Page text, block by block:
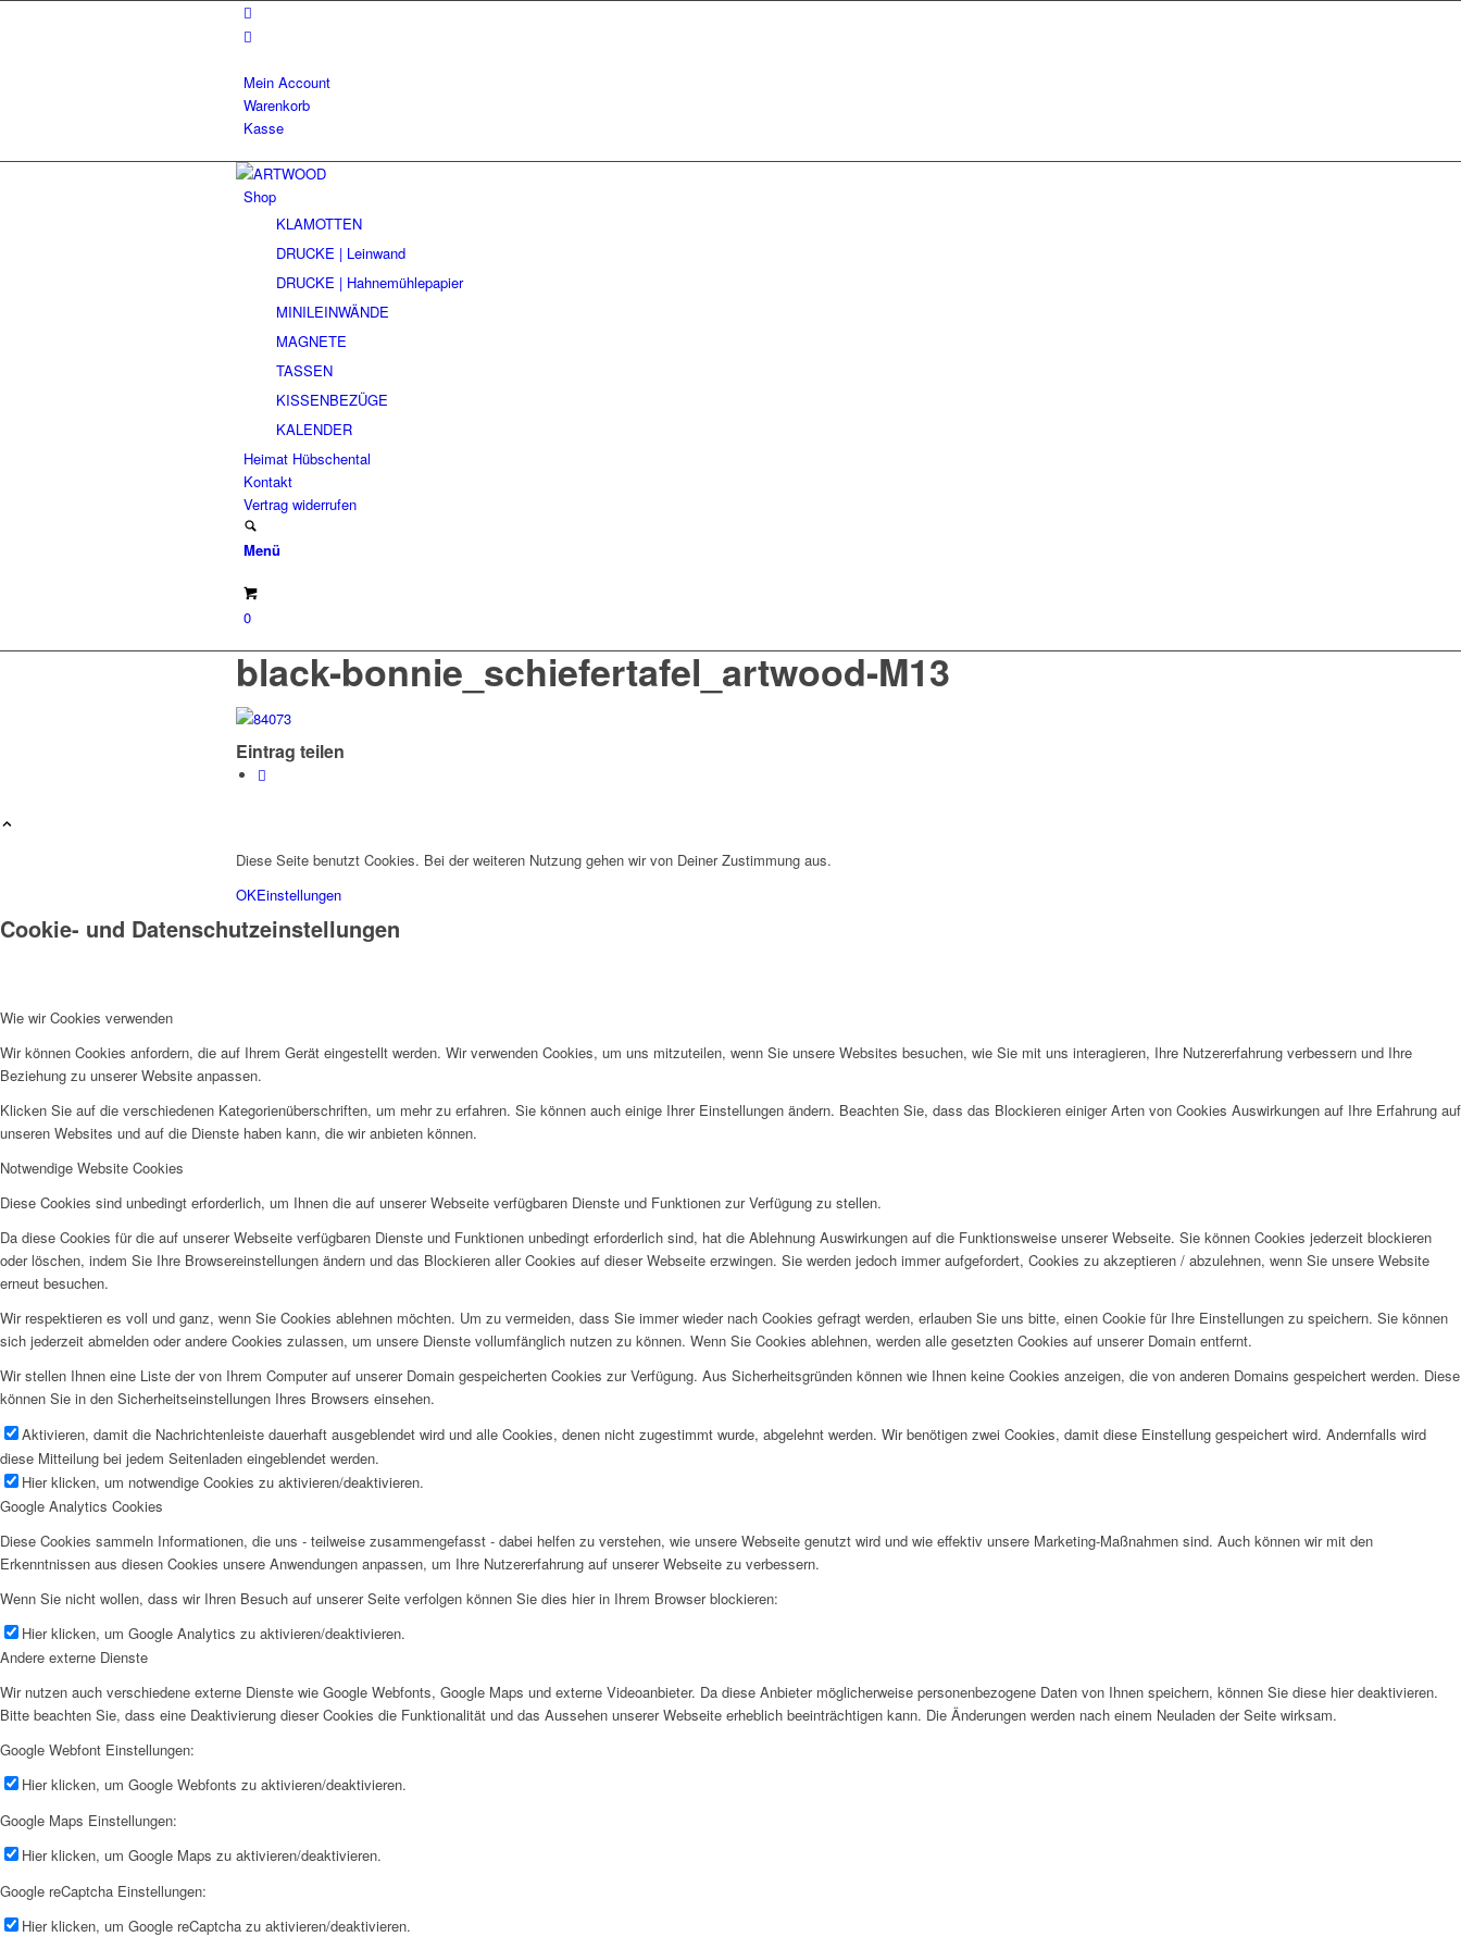
Mein Account
Warenkorb
Kasse
Shop
KLAMOTTEN
DRUCKE | Leinwand
DRUCKE | Hahnemühlepapier
MINILEINWÄNDE
MAGNETE
TASSEN
KISSENBEZÜGE
KALENDER
Heimat Hübschental
Kontakt
Vertrag widerrufen
Menü
0
black-bonnie_schiefertafel_artwood-M13
Eintrag teilen
Diese Seite benutzt Cookies. Bei der weiteren Nutzung gehen wir von Deiner Zustimmung aus.
OKEinstellungen
Cookie- und Datenschutzeinstellungen
Wie wir Cookies verwenden
Wir können Cookies anfordern, die auf Ihrem Gerät eingestellt werden. Wir verwenden Cookies, um uns mitzuteilen, wenn Sie unsere Websites besuchen, wie Sie mit uns interagieren, Ihre Nutzererfahrung verbessern und Ihre
Beziehung zu unserer Website anpassen.
Klicken Sie auf die verschiedenen Kategorienüberschriften, um mehr zu erfahren. Sie können auch einige Ihrer Einstellungen ändern. Beachten Sie, dass das Blockieren einiger Arten von Cookies Auswirkungen auf Ihre Erfahrung auf
unseren Websites und auf die Dienste haben kann, die wir anbieten können.
Notwendige Website Cookies
Diese Cookies sind unbedingt erforderlich, um Ihnen die auf unserer Webseite verfügbaren Dienste und Funktionen zur Verfügung zu stellen.
Da diese Cookies für die auf unserer Webseite verfügbaren Dienste und Funktionen unbedingt erforderlich sind, hat die Ablehnung Auswirkungen auf die Funktionsweise unserer Webseite. Sie können Cookies jederzeit blockieren
oder löschen, indem Sie Ihre Browsereinstellungen ändern und das Blockieren aller Cookies auf dieser Webseite erzwingen. Sie werden jedoch immer aufgefordert, Cookies zu akzeptieren / abzulehnen, wenn Sie unsere Website
erneut besuchen.
Wir respektieren es voll und ganz, wenn Sie Cookies ablehnen möchten. Um zu vermeiden, dass Sie immer wieder nach Cookies gefragt werden, erlauben Sie uns bitte, einen Cookie für Ihre Einstellungen zu speichern. Sie können
sich jederzeit abmelden oder andere Cookies zulassen, um unsere Dienste vollumfänglich nutzen zu können. Wenn Sie Cookies ablehnen, werden alle gesetzten Cookies auf unserer Domain entfernt.
Wir stellen Ihnen eine Liste der von Ihrem Computer auf unserer Domain gespeicherten Cookies zur Verfügung. Aus Sicherheitsgründen können wie Ihnen keine Cookies anzeigen, die von anderen Domains gespeichert werden. Diese
können Sie in den Sicherheitseinstellungen Ihres Browsers einsehen.
Aktivieren, damit die Nachrichtenleiste dauerhaft ausgeblendet wird und alle Cookies, denen nicht zugestimmt wurde, abgelehnt werden. Wir benötigen zwei Cookies, damit diese Einstellung gespeichert wird. Andernfalls wird
diese Mitteilung bei jedem Seitenladen eingeblendet werden.
Hier klicken, um notwendige Cookies zu aktivieren/deaktivieren.
Google Analytics Cookies
Diese Cookies sammeln Informationen, die uns - teilweise zusammengefasst - dabei helfen zu verstehen, wie unsere Webseite genutzt wird und wie effektiv unsere Marketing-Maßnahmen sind. Auch können wir mit den
Erkenntnissen aus diesen Cookies unsere Anwendungen anpassen, um Ihre Nutzererfahrung auf unserer Webseite zu verbessern.
Wenn Sie nicht wollen, dass wir Ihren Besuch auf unserer Seite verfolgen können Sie dies hier in Ihrem Browser blockieren:
Hier klicken, um Google Analytics zu aktivieren/deaktivieren.
Andere externe Dienste
Wir nutzen auch verschiedene externe Dienste wie Google Webfonts, Google Maps und externe Videoanbieter. Da diese Anbieter möglicherweise personenbezogene Daten von Ihnen speichern, können Sie diese hier deaktivieren.
Bitte beachten Sie, dass eine Deaktivierung dieser Cookies die Funktionalität und das Aussehen unserer Webseite erheblich beeinträchtigen kann. Die Änderungen werden nach einem Neuladen der Seite wirksam.
Google Webfont Einstellungen:
Hier klicken, um Google Webfonts zu aktivieren/deaktivieren.
Google Maps Einstellungen:
Hier klicken, um Google Maps zu aktivieren/deaktivieren.
Google reCaptcha Einstellungen:
Hier klicken, um Google reCaptcha zu aktivieren/deaktivieren.